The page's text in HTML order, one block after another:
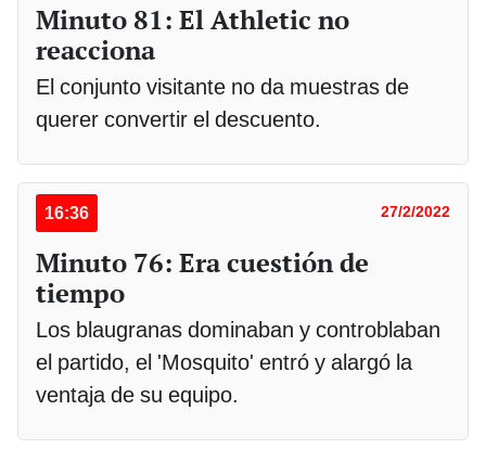
Minuto 81: El Athletic no
reacciona
El conjunto visitante no da muestras de
querer convertir el descuento.
16:36 27/2/2022
Minuto 76: Era cuestión de
tiempo
Los blaugranas dominaban y controblaban
el partido, el 'Mosquito' entró y alargó la
ventaja de su equipo.